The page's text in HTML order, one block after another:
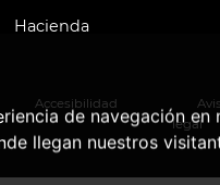
de navegación
llegan nuestros
Hacienda
Accesibilidad
legal